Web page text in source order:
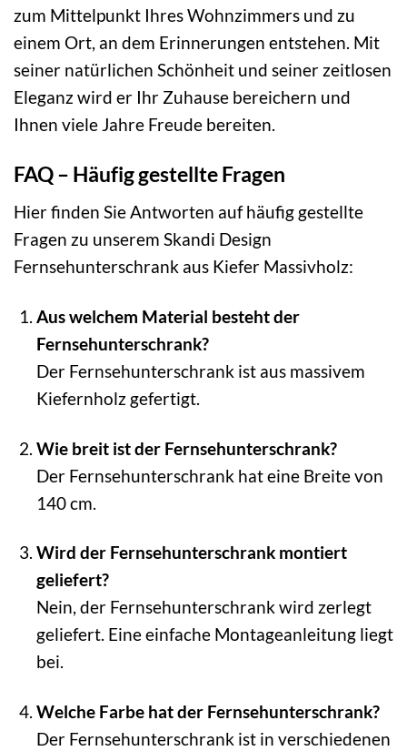
zum Mittelpunkt Ihres Wohnzimmers und zu
einem Ort, an dem Erinnerungen entstehen. Mit
seiner natürlichen Schönheit und seiner zeitlosen
Eleganz wird er Ihr Zuhause bereichern und
Ihnen viele Jahre Freude bereiten.
FAQ – Häufig gestellte Fragen
Hier finden Sie Antworten auf häufig gestellte
Fragen zu unserem Skandi Design
Fernsehunterschrank aus Kiefer Massivholz:
Aus welchem Material besteht der
Fernsehunterschrank?
Der Fernsehunterschrank ist aus massivem
Kiefernholz gefertigt.
Wie breit ist der Fernsehunterschrank?
Der Fernsehunterschrank hat eine Breite von
140 cm.
Wird der Fernsehunterschrank montiert
geliefert?
Nein, der Fernsehunterschrank wird zerlegt
geliefert. Eine einfache Montageanleitung liegt
bei.
Welche Farbe hat der Fernsehunterschrank?
Der Fernsehunterschrank ist in verschiedenen